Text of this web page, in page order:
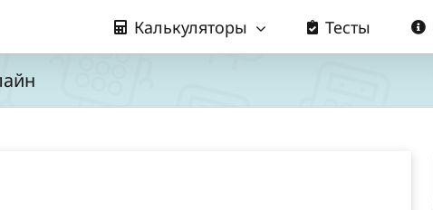
Калькуляторы Тесты